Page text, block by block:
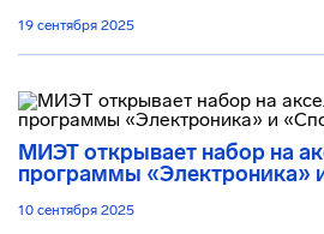
19 сентября 2025
МИЭТ открывает набор на
программы «Электроника»
10 сентября 2025